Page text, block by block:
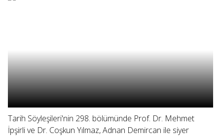
Tarih Söyleşileri'nin 298. bölümünde Prof. Dr. Mehmet
İpşirli ve Dr. Coşkun Yılmaz, Adnan Demircan ile siyer